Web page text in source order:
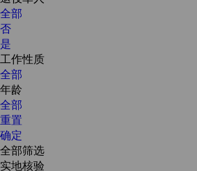
全部
否
是
工作性质
全部
年龄
全部
重置
确定
全部筛选
实地核验